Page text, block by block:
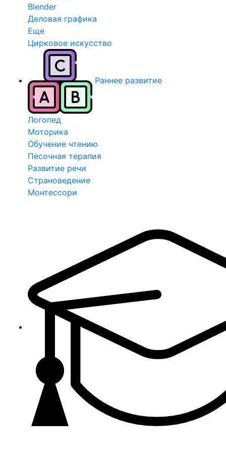
Blender
Деловая графика
Еще
Цирковое искусство
Раннее развитие
Логопед
Моторика
Обучение чтению
Песочная терапия
Развитие речи
Страноведение
Монтессори